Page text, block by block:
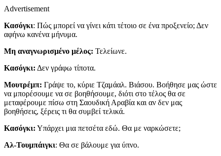
Advertisement
Κασόγκι: Πώς μπορεί να γίνει κάτι τέτοιο σε ένα προξενείο; Δεν
αφήνω κανένα μήνυμα.
Μη αναγνωρισμένο μέλος: Τελείωνε.
Κασόγκι: Δεν γράφω τίποτα.
Μουτρέμπ: Γράψε το, κύριε Τζαμάαλ. Βιάσου. Βοήθησε μας ώστε
να μπορέσουμε να σε βοηθήσουμε, διότι στο τέλος θα σε
μεταφέρουμε πίσω στη Σαουδική Αραβία και αν δεν μας
βοηθήσεις, ξέρεις τι θα συμβεί τελικά.
Κασόγκι: Υπάρχει μια πετσέτα εδώ. Θα με ναρκώσετε;
Αλ-Τουμπάιγκι: Θα σε βάλουμε για ύπνο.